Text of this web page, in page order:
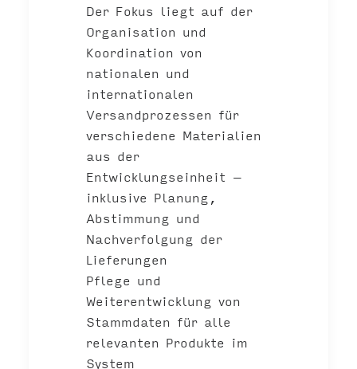
Der Fokus liegt auf der
Organisation und
Koordination von
nationalen und
internationalen
Versandprozessen für
verschiedene Materialien
aus der
Entwicklungseinheit –
inklusive Planung,
Abstimmung und
Nachverfolgung der
Lieferungen
Pflege und
Weiterentwicklung von
Stammdaten für alle
relevanten Produkte im
System